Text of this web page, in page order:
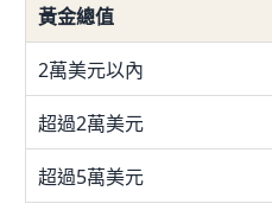
黃金總值
2萬美元以內
超過2萬美元
超過5萬美元